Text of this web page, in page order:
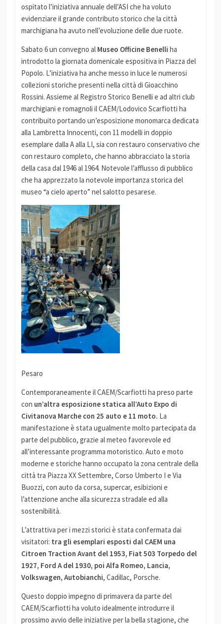
ospitato l’iniziativa annuale dell’ASI che ha voluto
evidenziare il grande contributo storico che la città
marchigiana ha avuto nell’evoluzione delle due ruote.
Sabato 6 un convegno al Museo Officine Benelli ha
introdotto la giornata domenicale espositiva in Piazza del
Popolo. L’iniziativa ha anche messo in luce le numerosi
collezioni storiche presenti nella città di Gioacchino
Rossini. Assieme al Registro Storico Benelli e ad altri club
marchigiani e romagnoli il CAEM/Lodovico Scarfiotti ha
contribuito portando un’esposizione monomarca dedicata
alla Lambretta Innocenti, con 11 modelli in doppio
esemplare dalla A alla LI, sia con restauro conservativo che
con restauro completo, che hanno abbracciato la storia
della casa dal 1946 al 1964. Notevole l’afflusso di pubblico
che ha apprezzato la notevole importanza storica del
museo “a cielo aperto” nel salotto pesarese.
Pesaro
Contemporaneamente il CAEM/Scarfiotti ha preso parte
con un’altra esposizione statica all’Auto Expo di
Civitanova Marche con 25 auto e 11 moto. La
manifestazione è stata ugualmente molto partecipata da
parte del pubblico, grazie al meteo favorevole ed
all’interessante programma motoristico. Auto e moto
moderne e storiche hanno occupato la zona centrale della
città tra Piazza XX Settembre, Corso Umberto I e Via
Buozzi, con auto da corsa, supercar, esibizioni e
l’attenzione anche alla sicurezza stradale ed alla
sostenibilità.
L’attrattiva per i mezzi storici è stata confermata dai
visitatori: tra gli esemplari esposti dal CAEM una
Citroen Traction Avant del 1953, Fiat 503 Torpedo del
1927, Ford A del 1930, poi Alfa Romeo, Lancia,
Volkswagen, Autobianchi, Cadillac, Porsche.
Questo doppio impegno di primavera da parte del
CAEM/Scarfiotti ha voluto idealmente introdurre il
prossimo avvio delle iniziative per la bella stagione, che